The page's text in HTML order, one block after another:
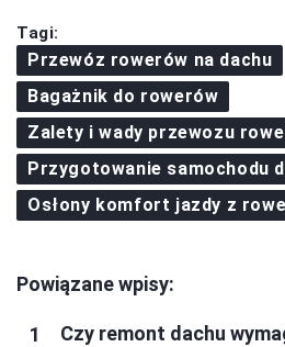
Tagi:
Przewóz rowerów na dachu
Bagażnik do rowerów
Zalety i wady przewozu
Przygotowanie samochodu
Osłony komfort jazdy z
Powiązane wpisy:
Czy remont dachu